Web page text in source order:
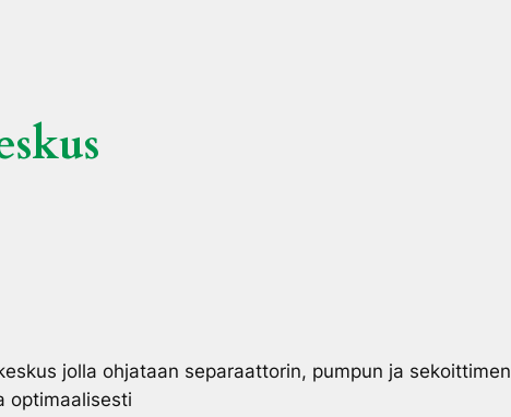
jolla ohjataan separaattorin, pumpun ja sekoittimen
optimaalisesti